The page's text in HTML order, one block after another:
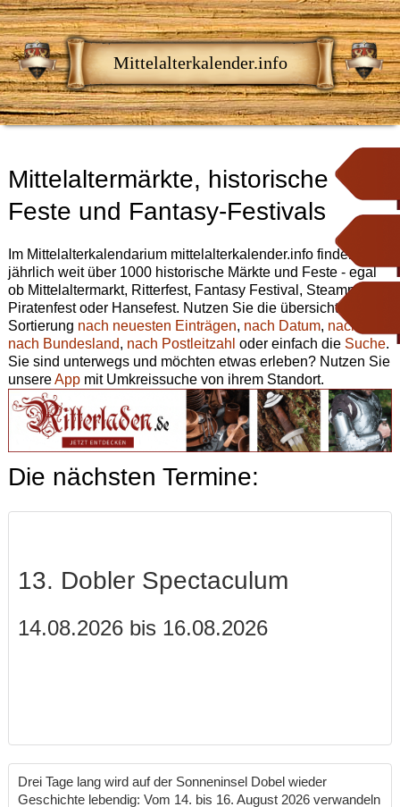
Mittelalterkalender.info
Mittelaltermärkte, historische
Feste und Fantasy-Festivals
Im Mittelalterkalendarium mittelalterkalender.info finden Sie
jährlich weit über 1000 historische Märkte und Feste - egal
ob Mittelaltermarkt, Ritterfest, Fantasy Festival, Steampunk,
Piratenfest oder Hansefest. Nutzen Sie die übersichtliche
Sortierung nach neuesten Einträgen, nach Datum, nach Ort
nach Bundesland, nach Postleitzahl oder einfach die Suche.
Sie sind unterwegs und möchten etwas erleben? Nutzen Sie
unsereAppmit Umkreissuche von ihrem Standort.
Die nächsten Termine:
13. Dobler Spectaculum
14.08.2026 bis 16.08.2026
Drei Tage lang wird auf der Sonneninsel Dobel wieder
Geschichte lebendig: Vom 14. bis 16. August 2026 verwandeln